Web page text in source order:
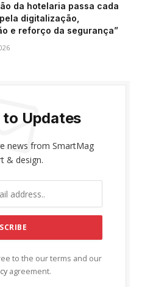
da hotelaria passa cada
digitalização,
e reforço da segurança”
to Updates
news from SmartMag
& design.
to the our terms and our
agreement.